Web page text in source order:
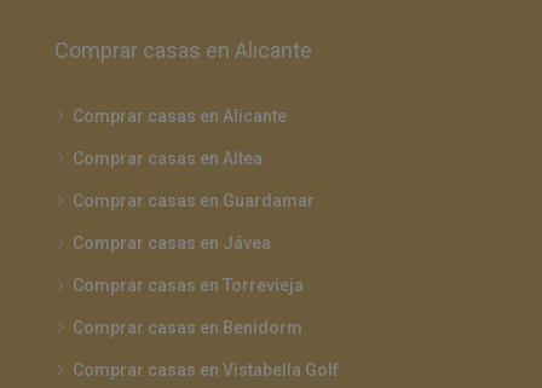
Comprar casas en Alicante
Comprar casas en Alicante
Comprar casas en Altea
Comprar casas en Guardamar
Comprar casas en Jávea
Comprar casas en Torrevieja
Comprar casas en Benidorm
Comprar casas en Vistabella Golf